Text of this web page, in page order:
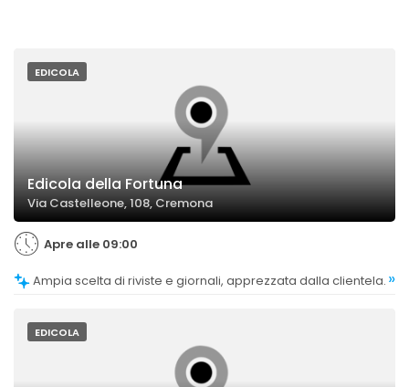
EDICOLA
Edicola della Fortuna
Via Castelleone, 108, Cremona
Apre alle 09:00
Ampia scelta di riviste e giornali, apprezzata dalla clientela. »
EDICOLA